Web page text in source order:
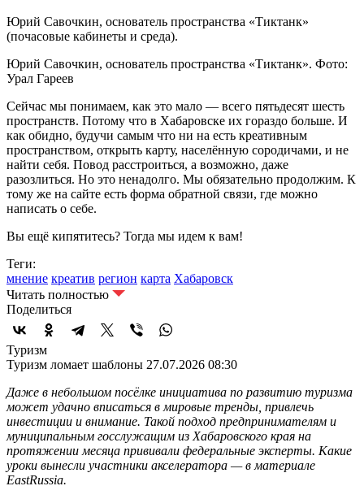
Юрий Савочкин, основатель пространства «Тиктанк»
(почасовые кабинеты и среда).
Юрий Савочкин, основатель пространства «Тиктанк». Фото:
Урал Гареев
Сейчас мы понимаем, как это мало — всего пятьдесят шесть
пространств. Потому что в Хабаровске их гораздо больше. И
как обидно, будучи самым что ни на есть креативным
пространством, открыть карту, населённую сородичами, и не
найти себя. Повод расстроиться, а возможно, даже
разозлиться. Но это ненадолго. Мы обязательно продолжим. К
тому же на сайте есть форма обратной связи, где можно
написать о себе.
Вы ещё кипятитесь? Тогда мы идем к вам!
Теги:
мнение креатив регион карта Хабаровск
Читать полностью
Поделиться
Туризм
Туризм ломает шаблоны 27.07.2026 08:30
Даже в небольшом посёлке инициатива по развитию туризма
может удачно вписаться в мировые тренды, привлечь
инвестиции и внимание. Такой подход предпринимателям и
муниципальным госслужащим из Хабаровского края на
протяжении месяца прививали федеральные эксперты. Какие
уроки вынесли участники акселератора — в материале
EastRussia.